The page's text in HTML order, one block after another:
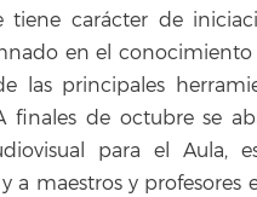
tiene carácter de
en el
las principales
finales de octubre se
para el Aula,
a maestros y profesores